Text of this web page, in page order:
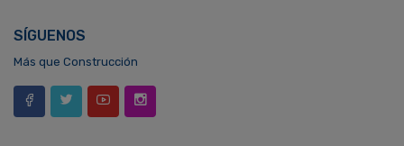
SÍGUENOS
Más que Construcción